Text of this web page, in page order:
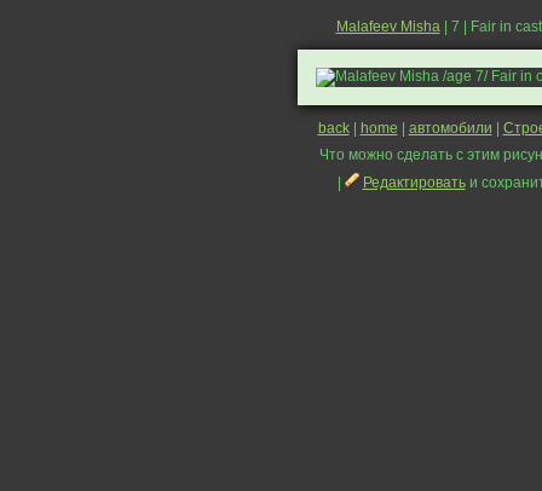
Malafeev Misha| 7 | Fair in
back| home автомобили
Что можно сделать с этим
Редактироватьи